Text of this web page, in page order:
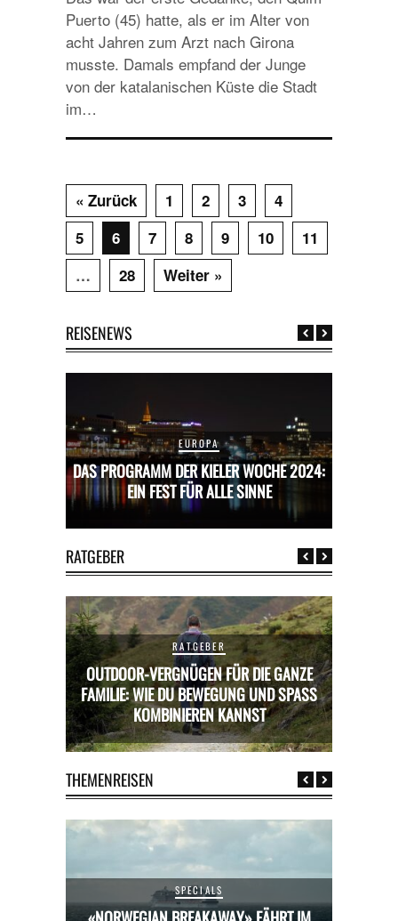
Puerto (45) hatte, als er im Alter von
acht Jahren zum Arzt nach Girona
musste. Damals empfand der Junge
von der katalanischen Küste die Stadt
im…
« Zurück 1 2 3
4
5
6 7 8 9 10
11
…
28 Weiter »
REISENEWS
EUROPA
DAS PROGRAMM DER KIELER WOCHE 2024:
EIN FEST FÜR ALLE SINNE
RATGEBER
RATGEBER
VERGNÜGEN FÜR DIE GANZE
WIE DU BEWEGUNG UND SPASS K
OMBINIEREN KANNST
MIETWAGEN BUCHEN:
THEMENREISEN
SPECIALS